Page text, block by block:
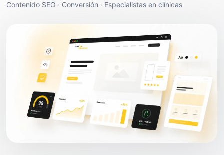
Contenido SEO · Conversión · Especialistas en clínicas